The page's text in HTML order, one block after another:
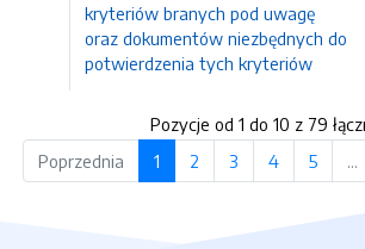
kryteriów branych pod uwagę
oraz dokumentów niezbędnych do
potwierdzenia tych kryteriów
Pozycje od 1 do 10 z 79
Poprzednia
1 2 3 4 5 …